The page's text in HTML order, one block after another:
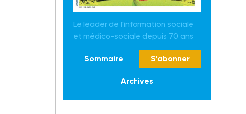
Le leader de l'information sociale
et médico-sociale depuis 70 ans
Sommaire S'abonner
Archives